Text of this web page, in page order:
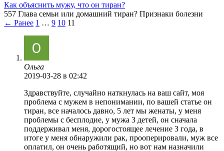
Как объяснить мужу, что он тиран?
557 Глава семьи или домашний тиран? Признаки болезни
← Ранее 1 … 9 10 11
Ольга
2019-03-28 в 02:42
Здравствуйте, случайно наткнулась на ваш сайт, моя
проблема с мужем в непонимании, по вашей статье он
тиран, все началось давно, 5 лет мы женаты, у меня
проблемы с бесплодие, у мужа 3 детей, он сначала
поддерживал меня, дорогостоящее лечение 3 года, в
итоге у меня обнаружили рак, прооперировали, муж все
оплатил, он очень работящий, но вот нам назначили